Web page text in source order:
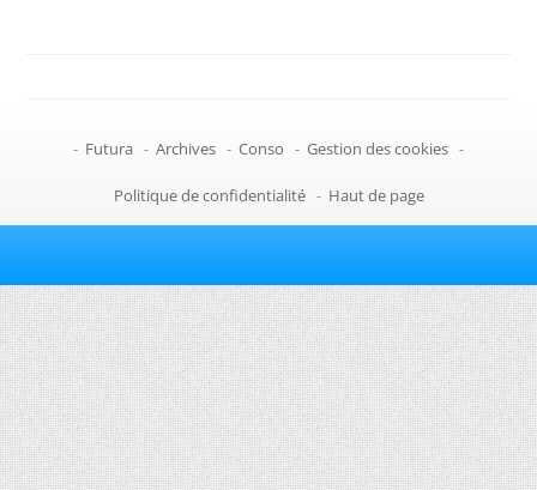
- Futura - Archives - Conso - Gestion des cookies -
Politique de confidentialité - Haut de page